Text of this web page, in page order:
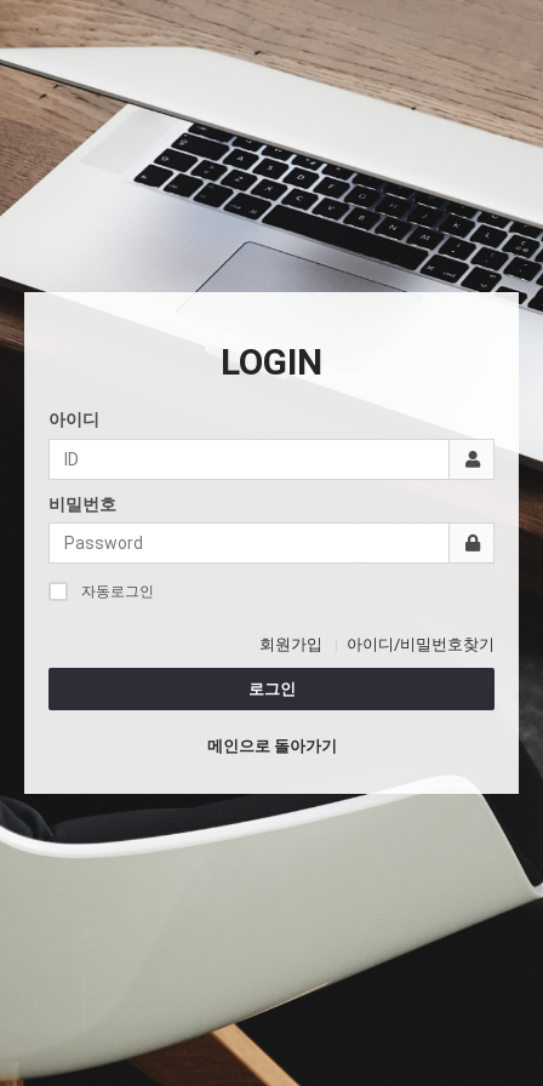
LOGIN
아이디
비밀번호
자동로그인
회원가입 아이디/비밀번호찾기
로그인
메인으로 돌아가기